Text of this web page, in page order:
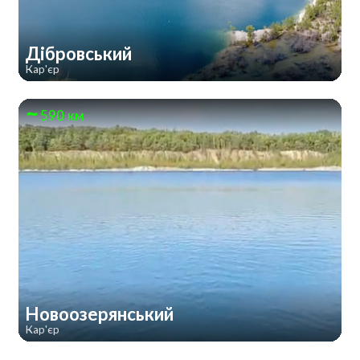
Дібровський
Кар'єр
590 км
Новоозерянський
Кар'єр